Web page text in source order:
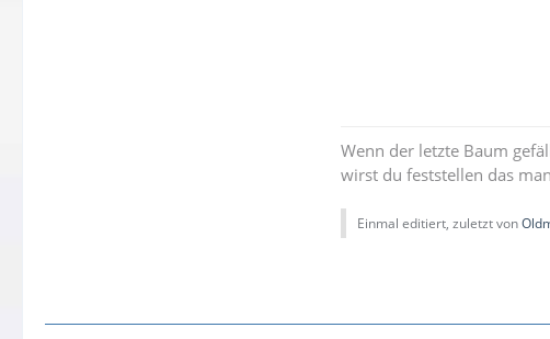
Wenn der letzte Baum
wirst du feststellen das
Einmal editiert, zuletzt von